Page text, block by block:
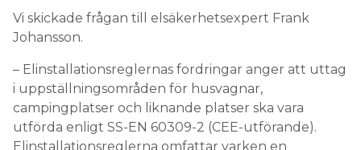
Vi skickade frågan till elsäkerhetsexpert Frank
Johansson.
– Elinstallationsreglernas fordringar anger att uttag
i uppställningsområden för husvagnar,
campingplatser och liknande platser ska vara
utförda enligt SS-EN 60309-2 (CEE-utförande).
Elinstallationsreglerna omfattar varken en